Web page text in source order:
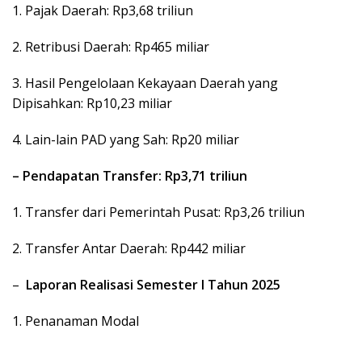
1. Pajak Daerah: Rp3,68 triliun
2. Retribusi Daerah: Rp465 miliar
3. Hasil Pengelolaan Kekayaan Daerah yang
Dipisahkan: Rp10,23 miliar
4. Lain-lain PAD yang Sah: Rp20 miliar
– Pendapatan Transfer: Rp3,71 triliun
1. Transfer dari Pemerintah Pusat: Rp3,26 triliun
2. Transfer Antar Daerah: Rp442 miliar
– Laporan Realisasi Semester I Tahun 2025
1. Penanaman Modal